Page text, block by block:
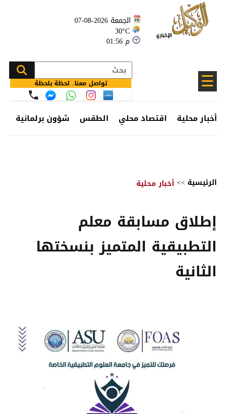
الجمعة 2026-08-07
30°C
01:56 م
☰ تواصل معنا.. لحظة بلحظة
أخبار محلية اقتصاد محلي الطقس شؤون برلمانية
الرئيسية >> أخبار محلية
إطلاق مسابقة معلم
التطبيقية المتميز بنسختها
الثانية